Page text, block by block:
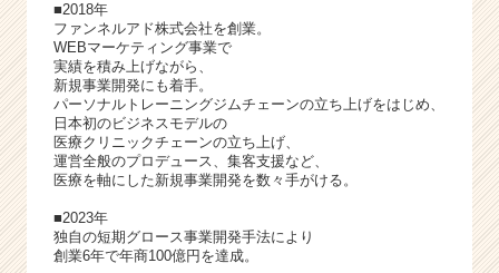
r
C
a
r
e
r）
■2018年
ファンネルアド株式会社を創業。
WEBマーケティング事業で
実績を積み上げながら、
新規事業開発にも着⼿。
パーソナルトレーニングジムチェーンの⽴ち上げをはじめ、
日本初のビジネスモデルの
医療クリニックチェーンの⽴ち上げ、
運営全般のプロデュース、集客⽀援など、
医療を軸にした新規事業開発を数々⼿がける。
■2023年
独自の短期グロース事業開発手法により
創業6年で年商100億円を達成。